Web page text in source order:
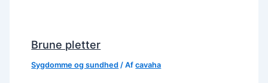
Brune pletter
Sygdomme og sundhed / Afcavaha